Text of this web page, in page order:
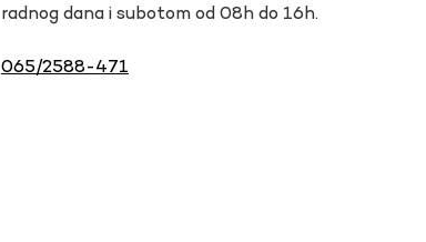
radnog dana i subotom od 08h do 16h.
065/2588-471